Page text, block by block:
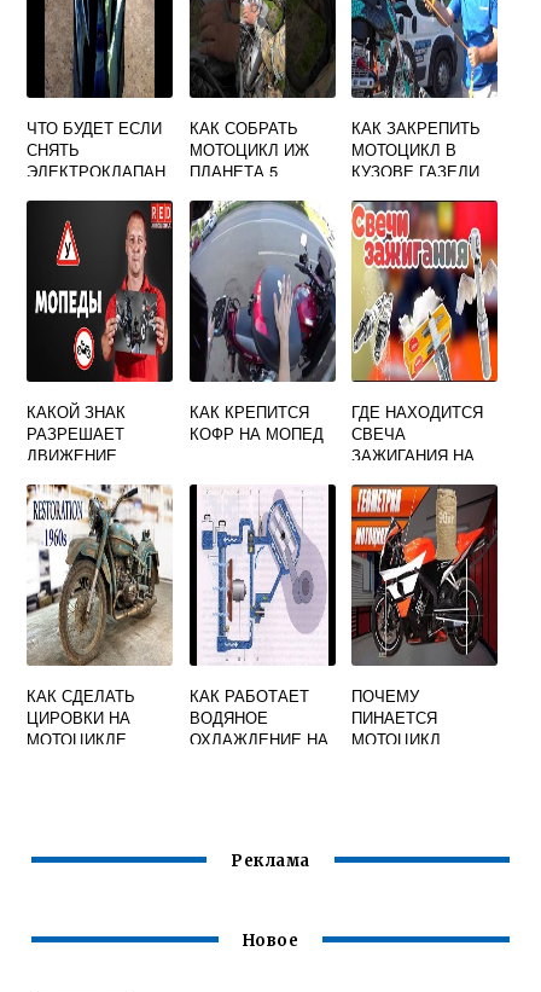
ЧТО БУДЕТ ЕСЛИ
СНЯТЬ
ЭЛЕКТРОКЛАПАН
КАК СОБРАТЬ
МОТОЦИКЛ ИЖ
ПЛАНЕТА 5
КАК ЗАКРЕПИТЬ
МОТОЦИКЛ В
КУЗОВЕ ГАЗЕЛИ
КАКОЙ ЗНАК
РАЗРЕШАЕТ
ДВИЖЕНИЕ
КАК КРЕПИТСЯ
КОФР НА МОПЕД
ГДЕ НАХОДИТСЯ
СВЕЧА
ЗАЖИГАНИЯ НА
КАК СДЕЛАТЬ
ЦИРОВКИ НА
МОТОЦИКЛЕ
КАК РАБОТАЕТ
ВОДЯНОЕ
ОХЛАЖДЕНИЕ НА
ПОЧЕМУ
ПИНАЕТСЯ
МОТОЦИКЛ
Реклама
Новое